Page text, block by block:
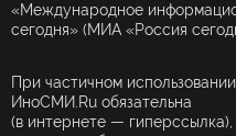
«Международное
сегодня» (МИА «Россия
При частичном
ИноСМИ.Ru обязательна
(в интернете —